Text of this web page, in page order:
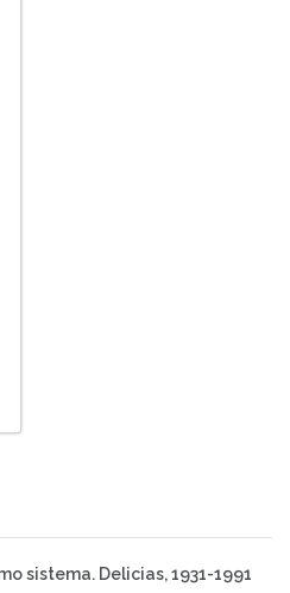
sistema. Delicias, 1931-1991